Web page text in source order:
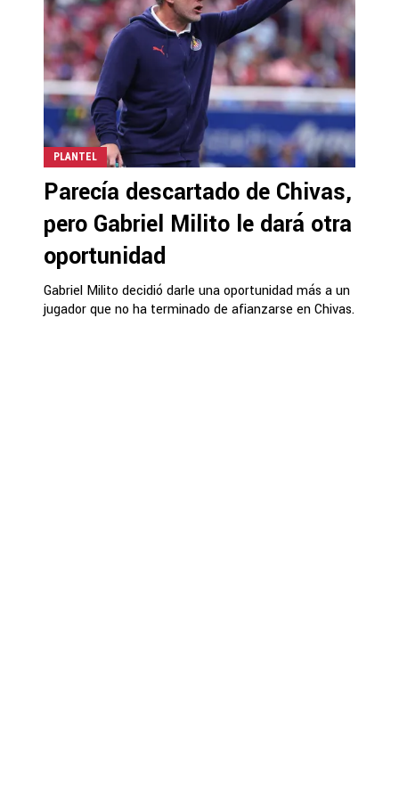
PLANTEL
Parecía descartado de Chivas,
pero Gabriel Milito le dará otra
oportunidad
Gabriel Milito decidió darle una oportunidad más a un
jugador que no ha terminado de afianzarse en Chivas.